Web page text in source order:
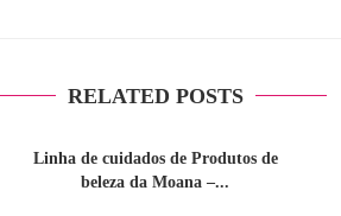
RELATED POSTS
Linha de cuidados de Produtos de
beleza da Moana –...